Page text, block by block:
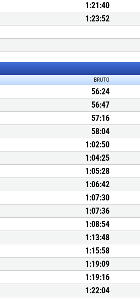
1:21:40
1:23:52
BRUTO
56:24
56:47
57:16
58:04
1:02:50
1:04:25
1:05:28
1:06:42
1:07:30
1:07:36
1:08:54
1:13:48
1:15:58
1:19:09
1:19:16
1:22:04